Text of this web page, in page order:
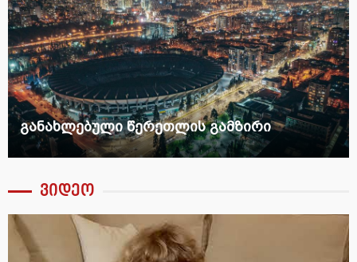
განახლებული წერეთლის გამზირი
ვიდეო